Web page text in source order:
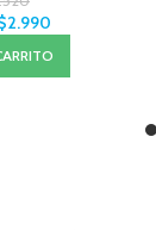
2.990